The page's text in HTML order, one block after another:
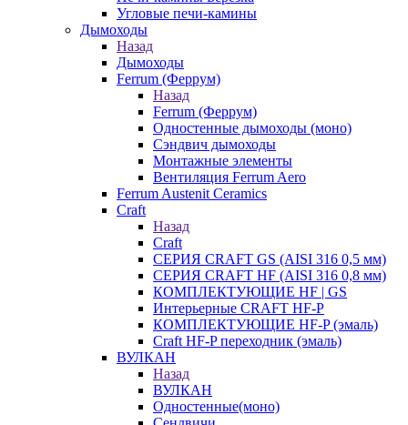
Угловые печи-камины
Дымоходы
Назад
Дымоходы
Ferrum (Феррум)
Назад
Ferrum (Феррум)
Одностенные дымоходы (моно)
Сэндвич дымоходы
Монтажные элементы
Вентиляция Ferrum Aero
Ferrum Austenit Ceramics
Craft
Назад
Craft
СЕРИЯ CRAFT GS (AISI 316 0,5 мм)
СЕРИЯ CRAFT HF (AISI 316 0,8 мм)
КОМПЛЕКТУЮЩИЕ HF | GS
Интерьерные CRAFT HF-P
КОМПЛЕКТУЮЩИЕ HF-P (эмаль)
Craft HF-P переходник (эмаль)
ВУЛКАН
Назад
ВУЛКАН
Одностенные(моно)